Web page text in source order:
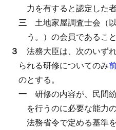
力を有すると認定した
三 土地家屋調査士会（
う。）の会員であること
３ 法務大臣は、次のいず
られる研修についてのみ
のとする。
一 研修の内容が、民間
を行うのに必要な能力
法務省令で定める基準